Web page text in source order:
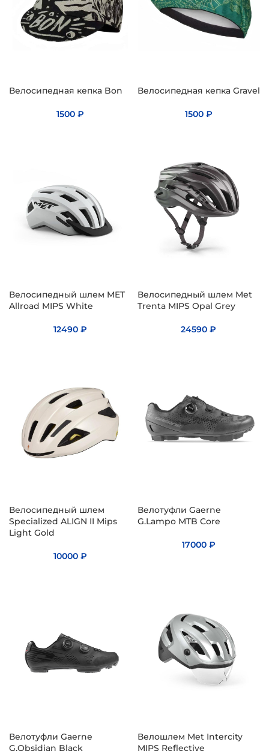
Велосипедная кепка Bon
1500 ₽
Велосипедная кепка Gravel
1500 ₽
Велосипедный шлем MET
Allroad MIPS White
12490 ₽
Велосипедный шлем Met
Trenta MIPS Opal Grey
24590₽
Велосипедный шлем
Specialized ALIGN II Mips
Light Gold
10000 ₽
Велотуфли Gaerne
G.Lampo MTB Core
17000 ₽
Велотуфли Gaerne
G.Obsidian Black
Велошлем Met Intercity
MIPS Reflective